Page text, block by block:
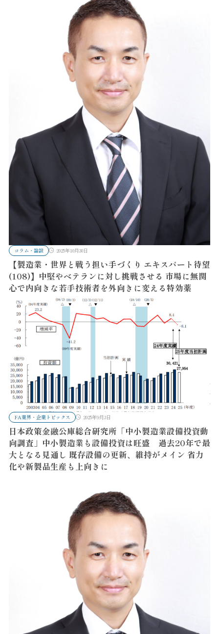
コラム・論説 2025年10月30日
【製造業・世界と戦う担い手づくり エキスパート待望
(108)】中堅やベテランに対し挑戦させる 市場に無関
心で内向きな若手技術者を外向きに変える特効薬
FA業界・企業トピックス 2025年9月3日
日本政策金融公庫総合研究所「中小製造業設備投資動
向調査」中小製造業も設備投資は旺盛 過去20年で最
大となる見通し 既存設備の更新、維持がメイン 省力
化や新製品生産も上向きに